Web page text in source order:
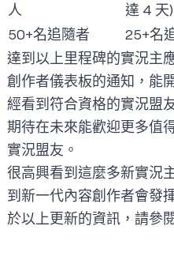
人
達 4 天)
50+名追隨者
25+名
達到以上里程碑的實況主
創作者儀表板的通知，能
經看到符合資格的實況盟
期待在未來能歡迎更多值
實況盟友。
很高興看到這麼多新實況
到新一代內容創作者會發
於以上更新的資訊，請參